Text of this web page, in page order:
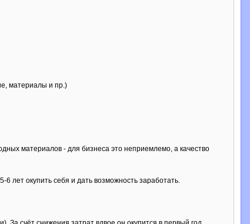
материалы и пр.)
материалов - для бизнеса это неприемлемо, а качество
лет окупить себя и дать возможность заработать.